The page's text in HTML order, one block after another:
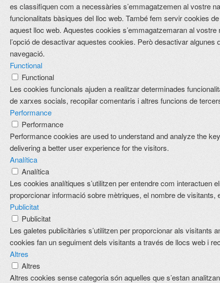
es classifiquen com a necessàries s’emmagatzemen al vostre
funcionalitats bàsiques del lloc web. També fem servir cookies
aquest lloc web. Aquestes cookies s’emmagatzemaran al
l’opció de desactivar aquestes cookies. Però desactivar
navegació.
Functional
Functional
Les cookies funcionals ajuden a realitzar determinades
de xarxes socials, recopilar comentaris i altres funcions de
Performance
Performance
Performance cookies are used to understand and analyze the
delivering a better user experience for the visitors.
Analítica
Analítica
Les cookies analítiques s’utilitzen per entendre com interactuen
proporcionar informació sobre mètriques, el nombre de visitants,
Publicitat
Publicitat
Les galetes publicitàries s’utilitzen per proporcionar als
cookies fan un seguiment dels visitants a través de llocs web i
Altres
Altres
Altres cookies sense categoria són aquelles que s’estan